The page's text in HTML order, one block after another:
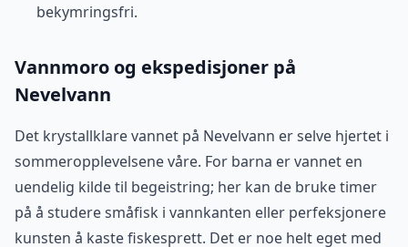
bekymringsfri.
Vannmoro og ekspedisjoner på
Nevelvann
Det krystallklare vannet på Nevelvann er selve hjertet i
sommeropplevelsene våre. For barna er vannet en
uendelig kilde til begeistring; her kan de bruke timer
på å studere småfisk i vannkanten eller perfeksjonere
kunsten å kaste fiskesprett. Det er noe helt eget med